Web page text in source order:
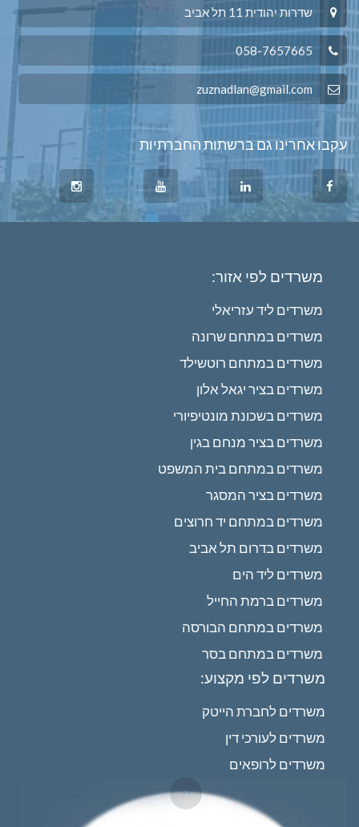
שדרות יהודית 11 תל אביב
עקבו אחרינו גם ברשתות החברתיות
משרדים לפי אזור:
משרדים ליד עזריאלי
משרדים במתחם שרונה
משרדים במתחם רוטשילד
משרדים בציר יגאל אלון
משרדים בשכונת מונטיפיורי
משרדים בציר מנחם בגין
משרדים במתחם בית המשפט
משרדים בציר המסגר
משרדים במתחם יד חרוצים
משרדים בדרום תל אביב
משרדים ליד הים
משרדים ברמת החייל
משרדים במתחם הבורסה
משרדים במתחם בסר
משרדים לפי מקצוע:
משרדים לחברת הייטק
משרדים לעורכי דין
משרדים לרופאים